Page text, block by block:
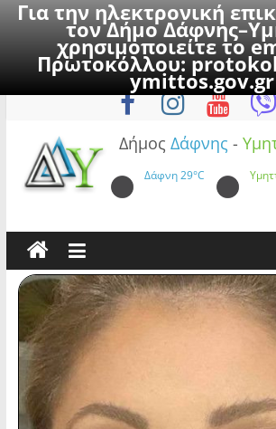
Για την ηλεκτρονική
τον Δήμο
χρησιμοποιείτε το
Πρωτοκόλλου:
ymittos.gov.gr
to
Δευτέρα, 10 Αυγούστου
Δήμος Δάφνης -
Δάφνη29°C